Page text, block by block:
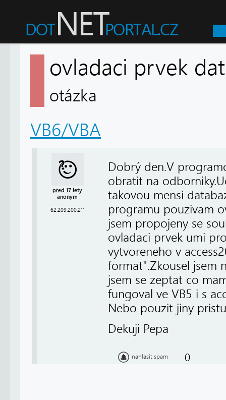
ovladaci prvek
otázka
VB6/VBA
před 17 lety
anonym
62.209.200.211
Dobrý den.V
obratit na
takovou mensi
programu pouzivam
jsem propojeny se
ovladaci prvek umi
vytvoreneho v
format".Zkousel jsem
jsem se zeptat co
fungoval ve VB5 i s
Nebo pouzit jiny
Dekuji Pepa
nahlásit spam 0